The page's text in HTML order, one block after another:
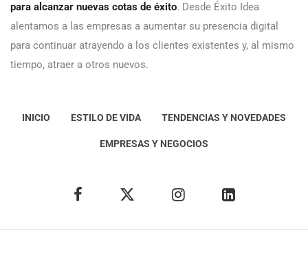
para alcanzar nuevas cotas de éxito. Desde Éxito Idea
alentamos a las empresas a aumentar su presencia digital
para continuar atrayendo a los clientes existentes y, al mismo
tiempo, atraer a otros nuevos.
INICIO ESTILO DE VIDA TENDENCIAS Y NOVEDADES
EMPRESAS Y NEGOCIOS